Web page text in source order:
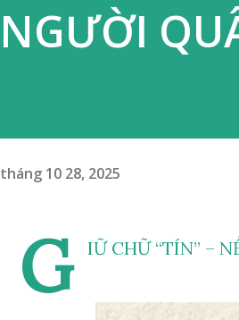
NGƯỜI
tháng 10 28, 2025
G IỮ CHỮ “TÍN” –